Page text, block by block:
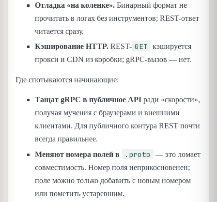
Отладка «на коленке». Бинарный формат не
прочитать в логах без инструментов; REST-ответ
читается сразу.
Кэширование HTTP. REST- GET
кэшируется
прокси и CDN из коробки; gRPC-вызов — нет.
Где спотыкаются начинающие:
Тащат gRPC в публичное API ради «скорости»,
получая мучения с браузерами и внешними
клиентами. Для публичного контура REST почти
всегда правильнее.
Меняют номера полей в
.proto
— это ломает
совместимость. Номер поля неприкосновенен;
поле можно только добавить с новым номером
или пометить устаревшим.